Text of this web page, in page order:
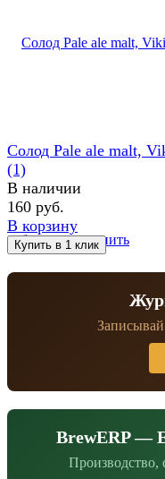
избранное сравнить
Солод Pale ale malt,
(1)
В наличии
160 руб.
В корзину
BrewERP —
Производство,